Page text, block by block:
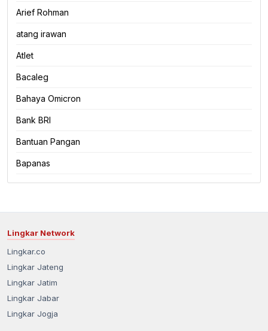
Arief Rohman
atang irawan
Atlet
Bacaleg
Bahaya Omicron
Bank BRI
Bantuan Pangan
Bapanas
Lingkar Network
Lingkar.co
Lingkar Jateng
Lingkar Jatim
Lingkar Jabar
Lingkar Jogja